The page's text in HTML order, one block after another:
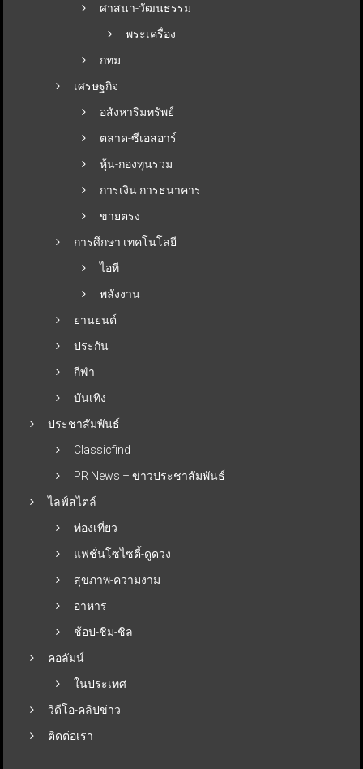
ศาสนา-วัฒนธรรม
พระเครื่อง
กทม
เศรษฐกิจ
อสังหาริมทรัพย์
ตลาด-ซีเอสอาร์
หุ้น-กองทุนรวม
การเงิน การธนาคาร
ขายตรง
การศึกษา เทคโนโลยี
ไอที
พลังงาน
ยานยนต์
ประกัน
กีฬา
บันเทิง
ประชาสัมพันธ์
Classicfind
PR News – ข่าวประชาสัมพันธ์
ไลฟ์สไตล์
ท่องเที่ยว
แฟชั่นโซไซตี้-ดูดวง
สุขภาพ-ความงาม
อาหาร
ช้อป-ชิม-ชิล
คอลัมน์
ในประเทศ
วิดีโอ-คลิปข่าว
ติดต่อเรา